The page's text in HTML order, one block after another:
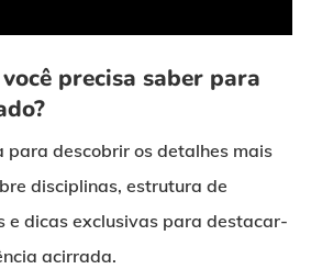
precisa saber para
para descobrir os detalhes mais
disciplinas, estrutura de
e dicas exclusivas para destacar-
acirrada.